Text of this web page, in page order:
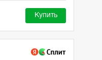
Купить